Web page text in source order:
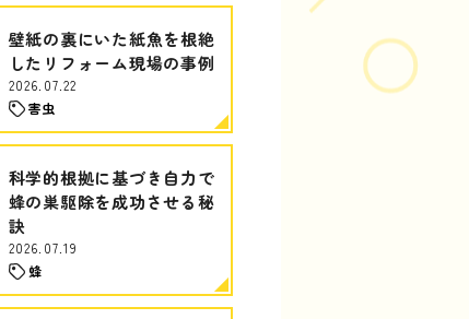
壁紙の裏にいた紙魚を根絶
したリフォーム現場の事例
2026.07.22
害虫
科学的根拠に基づき自力で
蜂の巣駆除を成功させる秘
訣
2026.07.19
蜂